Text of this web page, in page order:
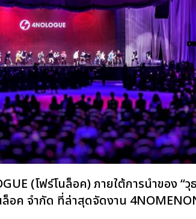
(โฟร์โนล็อค) ภายใต้การนำของ “วุ
อค จำกัด ที่ล่าสุดจัดงาน